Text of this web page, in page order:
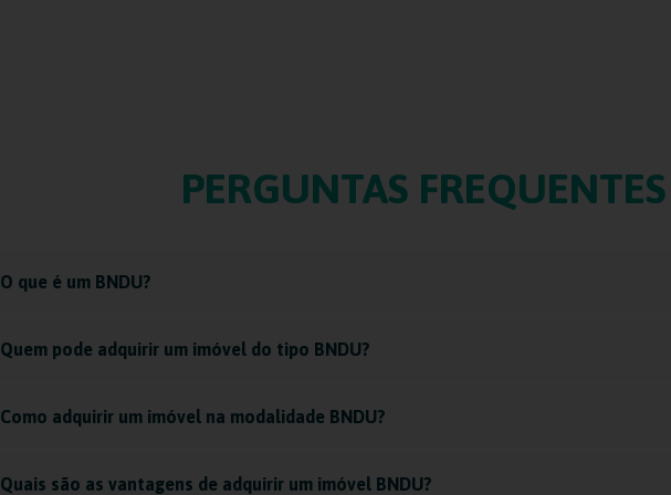
PERGUNTAS FREQUENTES
O que é um BNDU?
Quem pode adquirir um imóvel do tipo BNDU?
Como adquirir um imóvel na modalidade BNDU?
Quais são as vantagens de adquirir um imóvel BNDU?